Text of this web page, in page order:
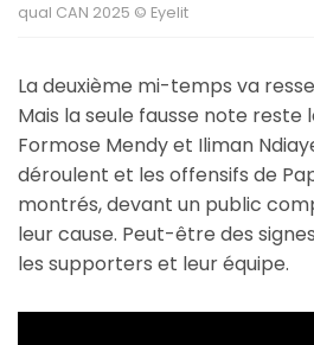
qual CAN 2025 © Eyelit
La deuxième mi-temps va
Mais la seule fausse note reste
Formose Mendy et Iliman
déroulent et les offensifs de
montrés, devant un public
leur cause. Peut-être des
les supporters et leur équipe.